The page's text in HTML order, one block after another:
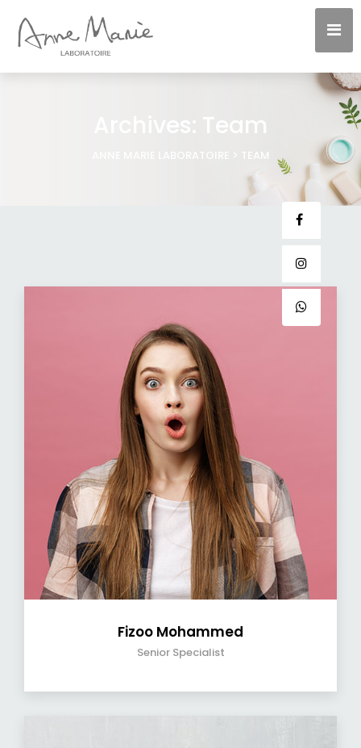
Archives: Team
ANNE MARIE LABORATOIRE TEAM
Fizoo Mohammed
Senior Specialist